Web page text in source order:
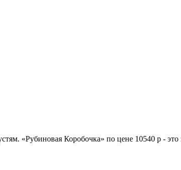
«Рубиновая Коробочка» по цене 10540 р -